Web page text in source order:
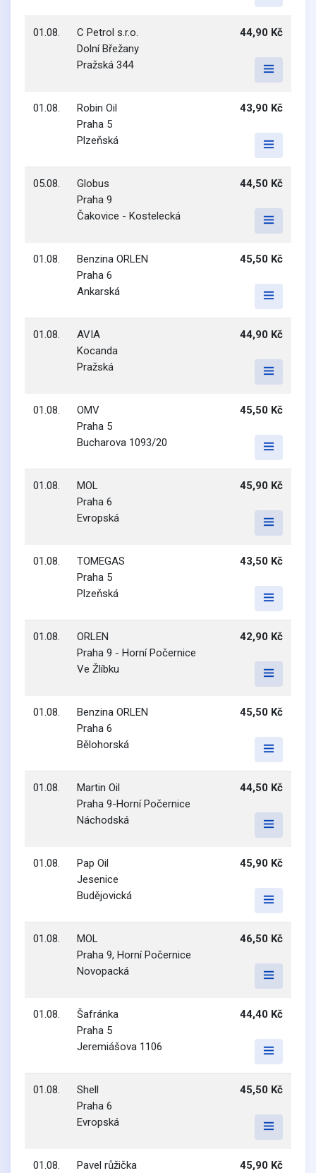
01.08.
C Petrol s.r.o.
Dolní Břežany
Pražská 344
44,90 Kč
01.08.
Robin Oil
Praha 5
Plzeňská
43,90 Kč
05.08.
Globus
Praha 9
Čakovice - Kostelecká
44,50 Kč
01.08.
Benzina ORLEN
Praha 6
Ankarská
45,50 Kč
01.08.
AVIA
Kocanda
Pražská
44,90 Kč
01.08.
OMV
Praha 5
Bucharova 1093/20
45,50 Kč
01.08.
MOL
Praha 6
Evropská
45,90 Kč
01.08.
TOMEGAS
Praha 5
Plzeňská
43,50 Kč
01.08.
ORLEN
Praha 9 - Horní Počernice
Ve Žlíbku
42,90 Kč
01.08.
Benzina ORLEN
Praha 6
Bělohorská
45,50 Kč
01.08.
Martin Oil
Praha 9-Horní Počernice
Náchodská
44,50 Kč
01.08.
Pap Oil
Jesenice
Budějovická
45,90 Kč
01.08.
MOL
Praha 9, Horní Počernice
Novopacká
46,50 Kč
01.08.
Šafránka
Praha 5
Jeremiášova 1106
44,40 Kč
01.08.
Shell
Praha 6
Evropská
45,50 Kč
01.08.
Pavel růžička
45,90 Kč